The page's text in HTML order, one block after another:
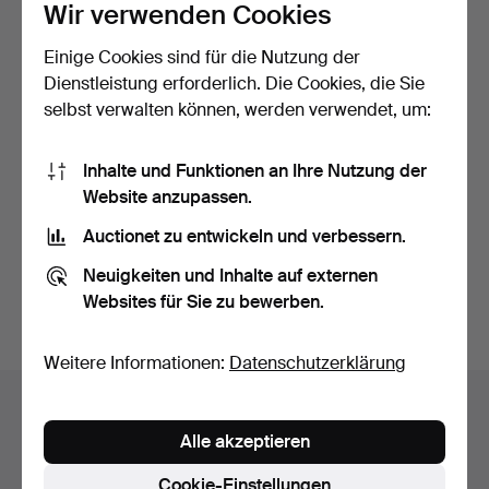
STANDUHR, Massiv Holz.
4 Gebote
Sie suchen in unserem Archiv der beendeten
Wir verwenden Cookies
Einige Cookies sind für die Nutzung der
Dienstleistung erforderlich. Die Cookies, die Sie
selbst verwalten können, werden verwendet, um:
Inhalte und Funktionen an Ihre Nutzung der
Website anzupassen.
Auctionet zu entwickeln und verbessern.
Neuigkeiten und Inhalte auf externen
Websites für Sie zu bewerben.
Weitere Informationen: Datenschutzerklärung
Alle akzeptieren